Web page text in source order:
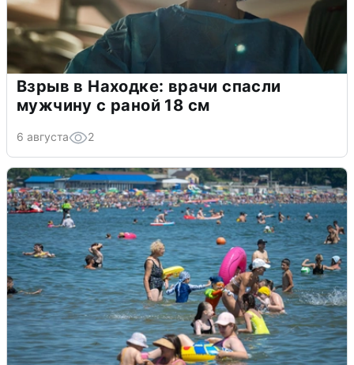
Взрыв в Находке: врачи спасли
мужчину с раной 18 см
6 августа 2